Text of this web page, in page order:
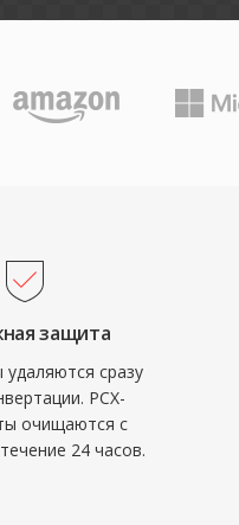
защита
сразу
PCX-
очищаются с
24 часов.